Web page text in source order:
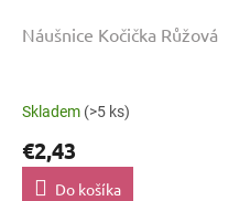
Náušnice Kočička Růžová
Skladem (>5 ks)
€2,43
Do košíka